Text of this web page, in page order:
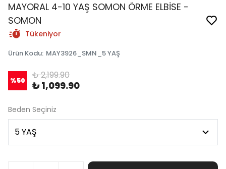
MAYORAL 4-10 YAŞ SOMON ÖRME ELBİSE -
SOMON
Tükeniyor
Ürün Kodu: MAY3926_SMN_5 YAŞ
%50 ₺ 2,199.90
₺ 1,099.90
Beden Seçiniz